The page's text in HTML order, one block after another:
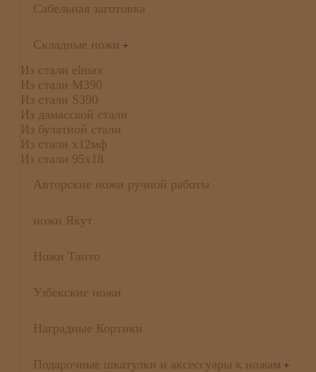
Сабельная заготовка
Складные ножи +
Из стали elmax
Из стали М390
Из стали S390
Из дамасской стали
Из булатной стали
Из стали х12мф
Из стали 95х18
Авторские ножи ручной работы
ножи Якут
Ножи Танто
Узбекские ножи
Наградные Кортики
Подарочные шкатулки и аксессуары к ножам +